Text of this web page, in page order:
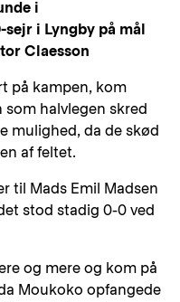
i
i Lyngby på mål
Claesson
på kampen, kom
som halvlegen skred
mulighed, da de skød
af feltet.
til Mads Emil Madsen
stod stadig 0-0 ved
og mere og kom på
Moukoko opfangede